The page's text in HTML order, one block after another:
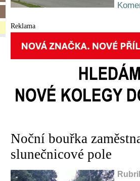
Reklama
Noční bouřka
slunečnicové pole